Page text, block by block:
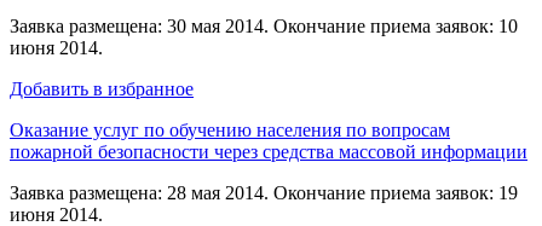
Заявка размещена: 30 мая 2014. Окончание приема заявок: 10
июня 2014.
Добавить в избранное
Оказание услуг по обучению населения по вопросам
пожарной безопасности через средства массовой информации
Заявка размещена: 28 мая 2014. Окончание приема заявок: 19
июня 2014.